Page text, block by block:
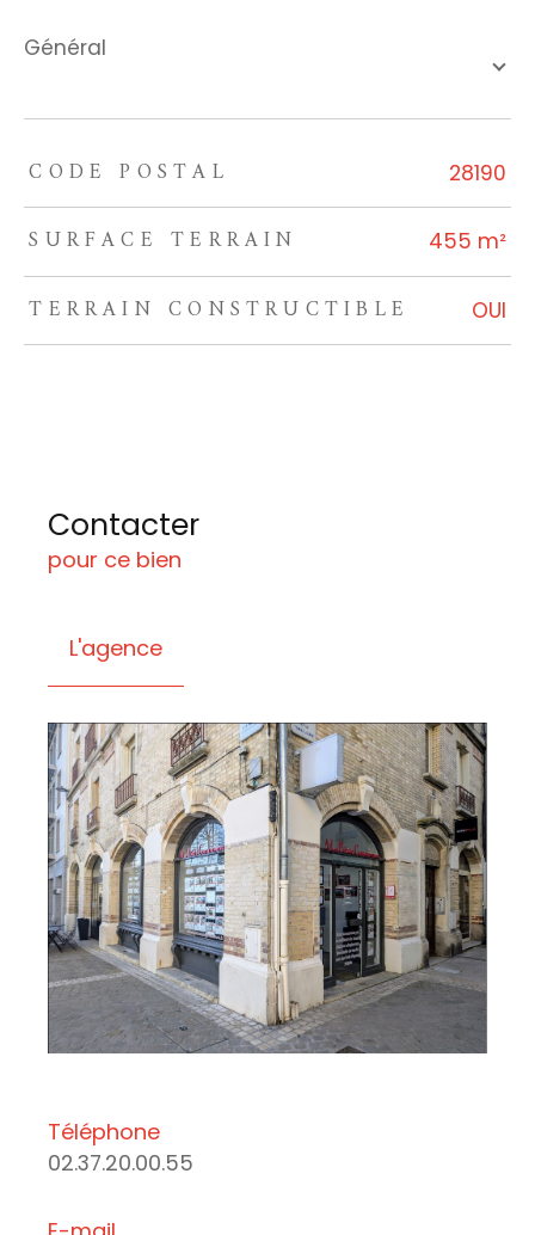
général
TRAD_ZEPHYR_Caracteristique TRAD_ZEPHYR_Valeurs
CODE POSTAL 28190
SURFACE TERRAIN 455 m²
TERRAIN CONSTRUCTIBLE OUI
Contacter
pour ce bien
L'agence
Téléphone
02.37.20.00.55